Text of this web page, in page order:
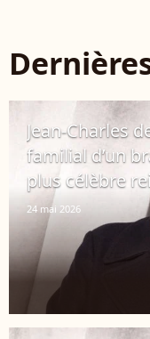
Jean-Charles
familial d’un
plus célèbre
24 mai 2026